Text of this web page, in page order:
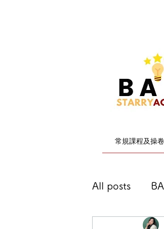
常規課程及操
All posts